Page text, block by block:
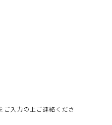
ご入力の上ご連絡くださ